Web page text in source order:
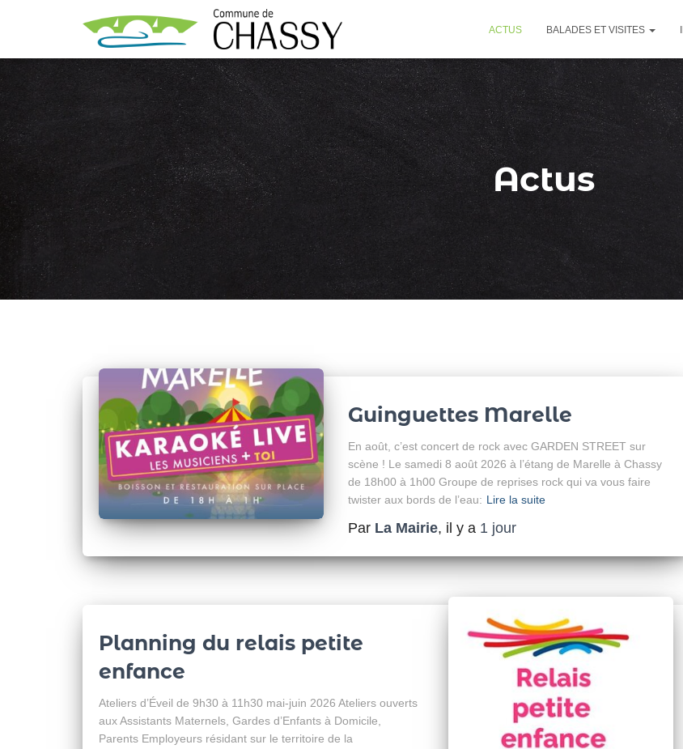
ACTUS BALADES ET VISITES
Actus
Guinguettes Marelle
En août, c’est concert de rock avec GARDEN STREET sur
scène ! Le samedi 8 août 2026 à l’étang de Marelle à Chassy
de 18h00 à 1h00 Groupe de reprises rock qui va vous faire
twister aux bords de l’eau: Lire la suite
Par La Mairie, il y a 1 jour
Planning du relais petite
enfance
Ateliers d’Éveil de 9h30 à 11h30 mai-juin 2026 Ateliers ouverts
aux Assistants Maternels, Gardes d’Enfants à Domicile,
Parents Employeurs résidant sur le territoire de la